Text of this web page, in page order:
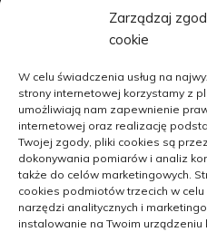
Zarządzaj
cookie
W celu świadczenia usług na
strony internetowej korzystamy z
umożliwiają nam zapewnienie
internetowej oraz realizację
Twojej zgody, pliki cookies są
dokonywania pomiarów i analiz
także do celów marketingowych.
cookies podmiotów trzecich w
narzędzi analitycznych i
instalowanie na Twoim
Polityka plików cookies (EU)
Polityka prywatności
Jak
wsi
9